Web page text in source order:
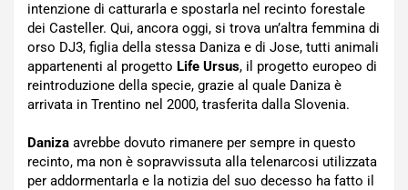
intenzione di catturarla e spostarla nel recinto forestale
dei Casteller. Qui, ancora oggi, si trova un’altra femmina di
orso DJ3, figlia della stessa Daniza e di Jose, tutti animali
appartenenti al progetto Life Ursus, il progetto europeo di
reintroduzione della specie, grazie al quale Daniza è
arrivata in Trentino nel 2000, trasferita dalla Slovenia.
Daniza avrebbe dovuto rimanere per sempre in questo
recinto, ma non è sopravvissuta alla telenarcosi utilizzata
per addormentarla e la notizia del suo decesso ha fatto il